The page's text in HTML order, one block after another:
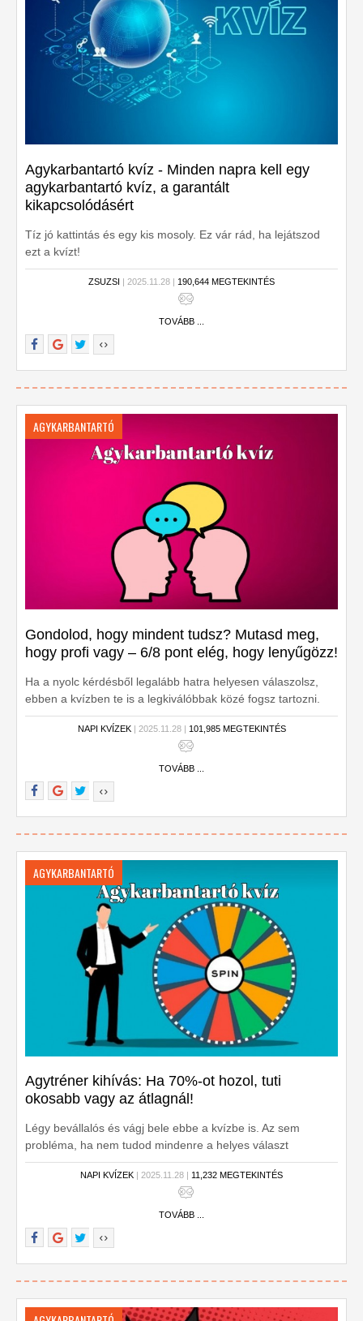
Agykarbantartó kvíz - Minden napra kell egy
agykarbantartó kvíz, a garantált
kikapcsolódásért
Tíz jó kattintás és egy kis mosoly. Ez vár rád, ha lejátszod
ezt a kvízt!
ZSUZSI | 2025.11.28 | 190,644 MEGTEKINTÉS
TOVÁBB ...
AGYKARBANTARTÓ
Gondolod, hogy mindent tudsz? Mutasd meg,
hogy profi vagy – 6/8 pont elég, hogy lenyűgözz!
Ha a nyolc kérdésből legalább hatra helyesen válaszolsz,
ebben a kvízben te is a legkiválóbbak közé fogsz tartozni.
Készen állsz?
NAPI KVÍZEK| 2025.11.28 | 101,985 MEGTEKINTÉS
TOVÁBB ...
AGYKARBANTARTÓ
Agytréner kihívás: Ha 70%-ot hozol, tuti
okosabb vagy az átlagnál!
Légy bevállalós és vágj bele ebbe a kvízbe is. Az sem
probléma, ha nem tudod mindenre a helyes választ
NAPI KVÍZEK | 2025.11.28 | 11,232 MEGTEKINTÉS
TOVÁBB ...